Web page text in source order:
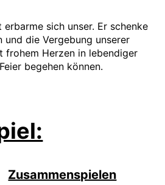
sich unser. Er schenke
und die Vergebung unserer
frohem Herzen in lebendiger
begehen können.
Zusammenspielen